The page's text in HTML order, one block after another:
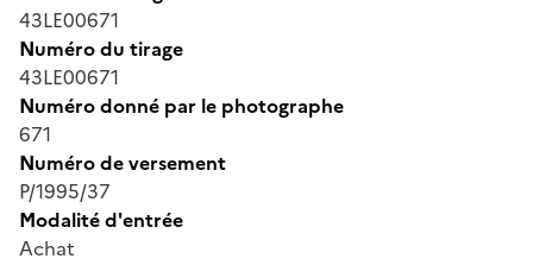
43LE00671
Numéro du tirage
43LE00671
Numéro donné par le photographe
671
Numéro de versement
P/1995/37
Modalité d'entrée
Achat